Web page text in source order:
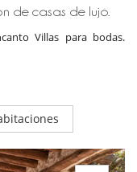
de casas de lujo.
Villas para bodas.